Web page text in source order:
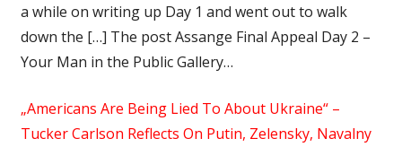
a while on writing up Day 1 and went out to walk
down the […] The post Assange Final Appeal Day 2 –
Your Man in the Public Gallery…
„Americans Are Being Lied To About Ukraine“ –
Tucker Carlson Reflects On Putin, Zelensky, Navalny